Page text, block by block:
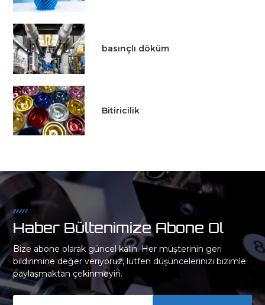
basınçlı döküm
Bitiricilik
Haber Bültenimize Abone Ol
Bize abone olarak güncel kalın. Her müşterinin geri
bildirimine değer veriyoruz, lütfen düşüncelerinizi bizimle
paylaşmaktan çekinmeyin.